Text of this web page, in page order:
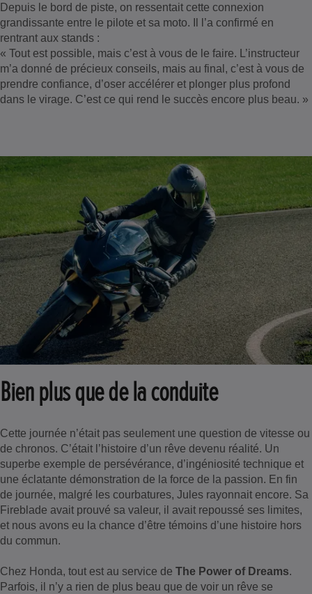
Depuis le bord de piste, on ressentait cette connexion
grandissante entre le pilote et sa moto. Il l’a confirmé en
rentrant aux stands :
« Tout est possible, mais c’est à vous de le faire. L’instructeur
m’a donné de précieux conseils, mais au final, c’est à vous de
prendre confiance, d’oser accélérer et plonger plus profond
dans le virage. C’est ce qui rend le succès encore plus beau. »
Bien plus que de la conduite
Cette journée n’était pas seulement une question de vitesse ou
de chronos. C’était l’histoire d’un rêve devenu réalité. Un
superbe exemple de persévérance, d’ingéniosité technique et
une éclatante démonstration de la force de la passion. En fin
de journée, malgré les courbatures, Jules rayonnait encore. Sa
Fireblade avait prouvé sa valeur, il avait repoussé ses limites,
et nous avons eu la chance d’être témoins d’une histoire hors
du commun.
Chez Honda, tout est au service de The Power of Dreams.
Parfois, il n’y a rien de plus beau que de voir un rêve se